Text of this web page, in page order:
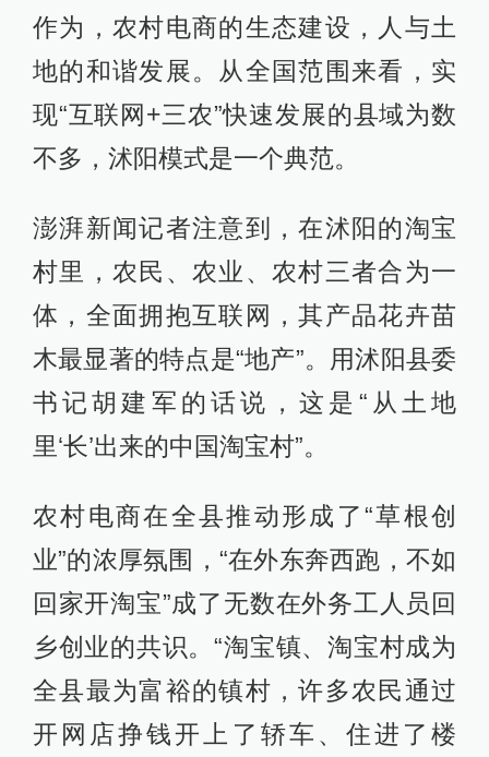
作为，农村电商的生态建设，人与土
地的和谐发展。从全国范围来看，实
现“互联网+三农”快速发展的县域为数
不多，沭阳模式是一个典范。
澎湃新闻记者注意到，在沭阳的淘宝
村里，农民、农业、农村三者合为一
体，全面拥抱互联网，其产品花卉苗
木最显著的特点是“地产”。用沭阳县委
书记胡建军的话说，这是“从土地
里‘长’出来的中国淘宝村”。
农村电商在全县推动形成了“草根创
业”的浓厚氛围，“在外东奔西跑，不如
回家开淘宝”成了无数在外务工人员回
乡创业的共识。“淘宝镇、淘宝村成为
全县最为富裕的镇村，许多农民通过
开网店挣钱开上了轿车、住进了楼